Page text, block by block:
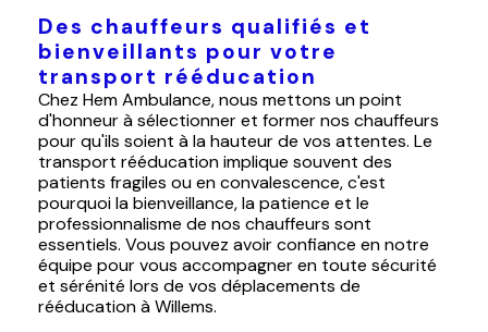
Des chauffeurs qualifiés et
bienveillants pour votre
transport rééducation
Chez Hem Ambulance, nous mettons un point
d'honneur à sélectionner et former nos chauffeurs
pour qu'ils soient à la hauteur de vos attentes. Le
transport rééducation implique souvent des
patients fragiles ou en convalescence, c'est
pourquoi la bienveillance, la patience et le
professionnalisme de nos chauffeurs sont
essentiels. Vous pouvez avoir confiance en notre
équipe pour vous accompagner en toute sécurité
et sérénité lors de vos déplacements de
rééducation à Willems.